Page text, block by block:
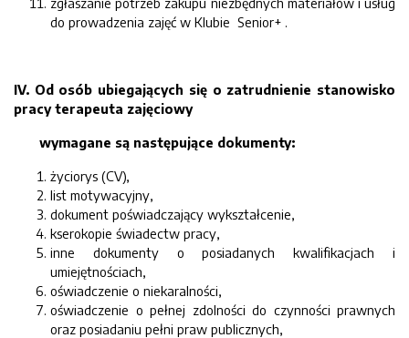
do prowadzenia zajęć w Klubie Senior+ .
IV. Od osób ubiegających się o zatrudnienie stanowisko
pracy terapeuta zajęciowy
wymagane są następujące dokumenty:
życiorys (CV),
list motywacyjny,
dokument poświadczający wykształcenie,
kserokopie świadectw pracy,
inne dokumenty o posiadanych kwalifikacjach i
umiejętnościach,
oświadczenie o niekaralności,
oświadczenie o pełnej zdolności do czynności prawnych
oraz posiadaniu pełni praw publicznych,